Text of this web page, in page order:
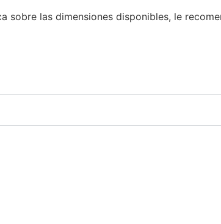
sobre las dimensiones disponibles, le